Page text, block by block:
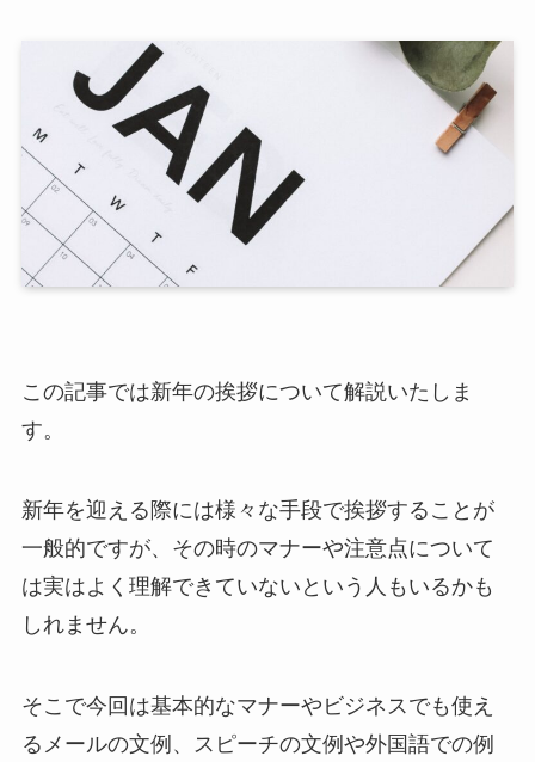
この記事では新年の挨拶について解説いたしま
す。
新年を迎える際には様々な手段で挨拶することが
一般的ですが、その時のマナーや注意点について
は実はよく理解できていないという人もいるかも
しれません。
そこで今回は基本的なマナーやビジネスでも使え
るメールの文例、スピーチの文例や外国語での例